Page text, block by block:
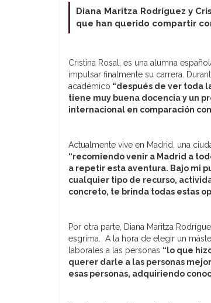
Diana Maritza Rodríguez y
que han querido compartir
Cristina Rosal, es una alumna
impulsar finalmente su carrera.
académico “después de ver toda
tiene muy buena docencia y un
internacional en comparación
Actualmente vive en Madrid, una
“recomiendo venir a Madrid a
a repetir esta aventura. Bajo mi
cualquier tipo de recurso,
concreto, te brinda todas estas
Por otra parte, Diana Maritza
esgrima. A la hora de elegir un
laborales a las personas “lo que
querer darle a las personas
esas personas, adquiriendo